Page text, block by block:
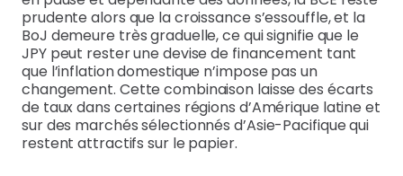
prudente alors que la croissance s’essouffle, et la
BoJ demeure très graduelle, ce qui signifie que le
JPY peut rester une devise de financement tant
que l’inflation domestique n’impose pas un
changement. Cette combinaison laisse des écarts
de taux dans certaines régions d’Amérique latine et
sur des marchés sélectionnés d’Asie-Pacifique qui
restent attractifs sur le papier.